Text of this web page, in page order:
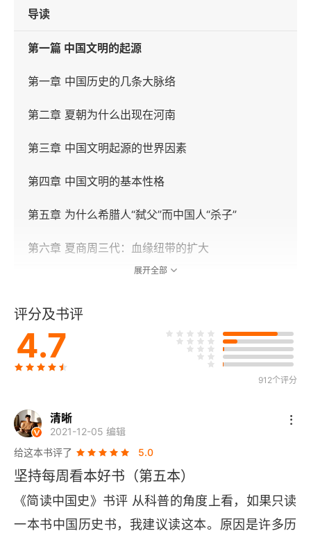
导读
第一篇 中国文明的起源
第一章 中国历史的几条大脉络
第二章 夏朝为什么出现在河南
第三章 中国文明起源的世界因素
第四章 中国文明的基本性格
第五章 为什么希腊人“弑父”而中国人“杀子”
第六章 夏商周三代：血缘纽带的扩大
第七章 贵族文化的黄金时代
第八章 乱世的活力
第十章 法家的基本思路
第十一章 秦国崛起的秘密
第十二章 中国统一与欧洲分裂
第十三章 影响深远的周秦之变
展开全部
评分及书评
4.7
912个评分
清晰
2021-12-05 编辑
给这本书评了
5.0
坚持每周看本好书（第五本）
《简读中国史》书评 从科普的角度上看，如果只读
一本书中国历史书，我建议读这本。原因是许多历